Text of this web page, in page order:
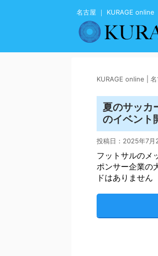
名古屋 ｜ KURAGE online
KURAGE online |
夏のサッカ
のイベント
投稿日： 2025年7月
フットサルのメ
ポンサー企業の
ドはありません